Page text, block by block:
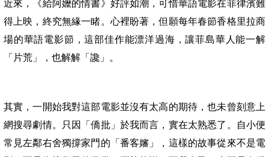
近來，《給阿嬤的情書》好評如潮，可惜華語電影在菲律濱難
得上映，終究無緣一睹。心裡盼著，但願每年春節香格里拉商
場的華語電影節，這部佳作能漂洋過海，讓菲島華人能一解
「片荒」，也解解「讒」 。
其實，一開始我對這部電影並沒有太高的期待，也未曾刻意上
網搜尋劇情。只因「僑批」於我而言，實在太熟悉了。自小便
常見左鄰右舍獨撐家門的「番客嬸」，這樣的故事從來不是電